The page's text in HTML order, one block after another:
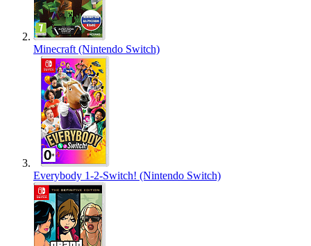
Minecraft (Nintendo Switch)
Everybody 1-2-Switch! (Nintendo Switch)